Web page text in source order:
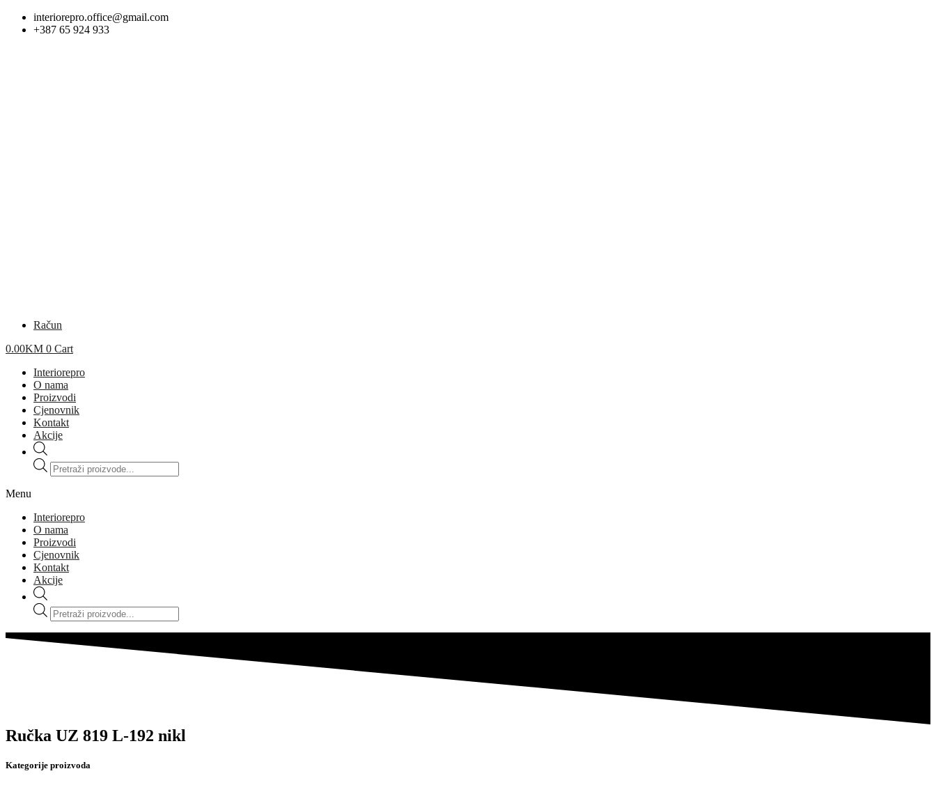
Skip
interiorepro.office@gmail.com
+387 65 924 933
Račun
0.00KM 0 Cart
Interiorepro
O nama
Proizvodi
Cjenovnik
Kontakt
Akcije
Products
search
Menu
Interiorepro
O nama
Proizvodi
Cjenovnik
Kontakt
Akcije
Products
search
Ručka UZ 819 L-192 nikl
Kategorije proizvoda